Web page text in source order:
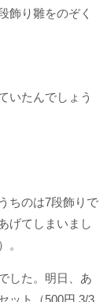
飾り雛をのぞく
いたんでしょう
ちのは7段飾りで
げてしまいまし
。
した。明日、あ
ット（500円 3/3